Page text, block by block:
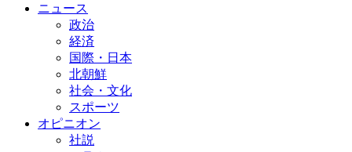
ニュース
政治
経済
国際・日本
北朝鮮
社会・文化
スポーツ
オピニオン
社説